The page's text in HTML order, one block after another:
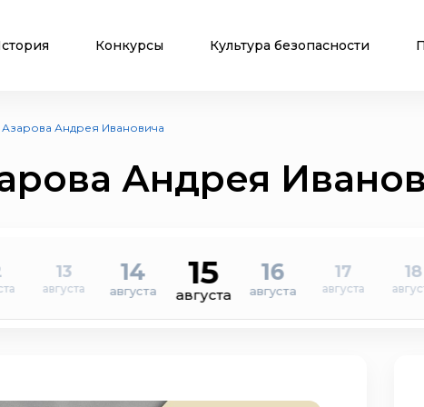
Конкурсы Культура безопасности
Азарова Андрея Ивановича
Андрея
13
августа
14
августа 15
августа
16
августа
17
августа
18